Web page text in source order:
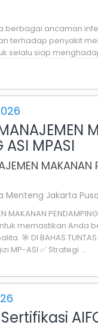
berbagai ancaman
terhadap penyakit
selalu siap
vaccine hesitancy,
ASI MPASI
MAKANAN
Menteng Jakarta
MAKANAN
untuk memastikan Anda
🎯 DI BAHAS
MP-ASI ✅ Strategi ...